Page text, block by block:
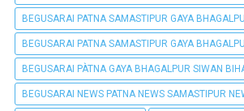
BEGUSARAI PATNA SAMASTIPUR GAYA
BEGUSARAI PATNA SAMASTIPUR GAYA
BEGUSARAI PÀTNA GAYA BHAGALPUR SIWAN
BEGUSARAI NEWS PATNA NEWS SAMASTIPUR